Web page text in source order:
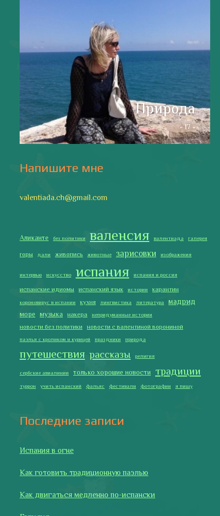
Природа
- 17 -
Напишите мне
valentiada.ch@gmail.com
Аликанте без политики валенсия валентиада галерея
горы дали живопись животные зарисовки изображения
интервью искусство испания испания и россия
испанские идиомы испанский язык истории карантин
короновирус в испании кухня лингвистика литература мадрид
море музыка накера непридуманные истории
новости без политики новости с валентиной ворониной
паэлья с кроликом и курицей праздники природа
путешествия рассказы религия
сербские авиалинии только хорошие новости традиции
туррон учить испанский фальяс фестивали фотографии я пишу
Последние записи
Испания в огне
Как готовить традиционную паэлью
Как двигаться медленно по-испански